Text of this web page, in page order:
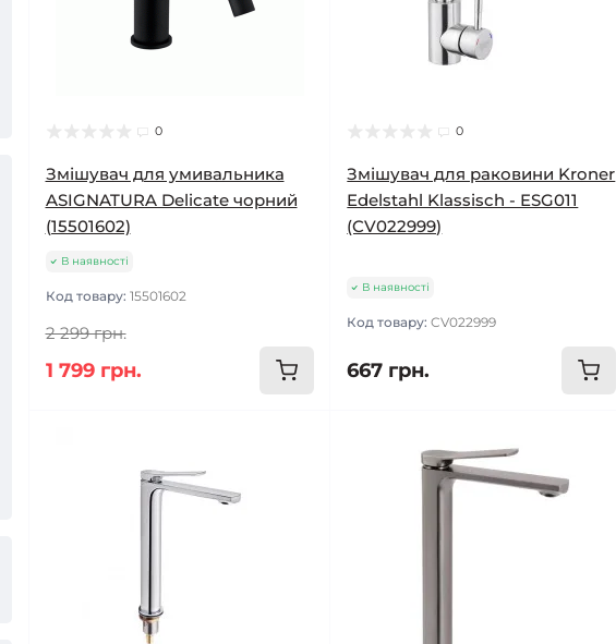
0
Змішувач для умивальника
ASIGNATURA Delicate чорний
(15501602)
В наявності
Код товару: 15501602
2 299 грн.
1 799 грн.
0
Змішувач для раковини Kroner
Edelstahl Klassisch - ESG011
(CV022999)
В наявності
Код товару:CV022999
667 грн.